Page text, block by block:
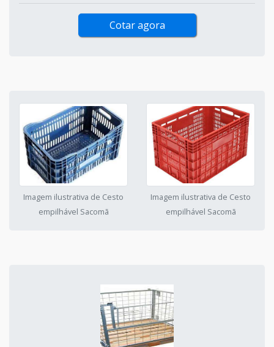
Cotar agora
Imagem ilustrativa de Cesto
empilhável Sacomã
Imagem ilustrativa de Cesto
empilhável Sacomã